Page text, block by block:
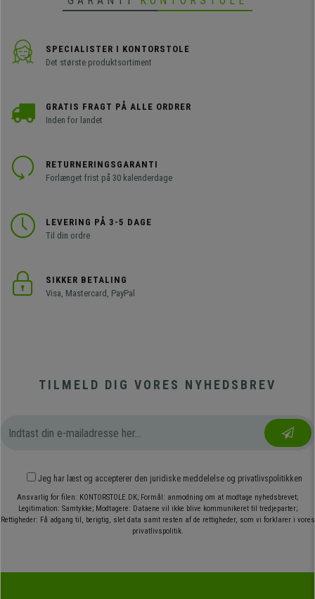
SPECIALISTER I KONTORSTOLE
Det største produktsortiment
GRATIS FRAGT PÅ ALLE ORDRER
Inden for landet
RETURNERINGSGARANTI
Forlænget frist på 30 kalenderdage
LEVERING PÅ 3-5 DAGE
Til din ordre
SIKKER BETALING
Visa, Mastercard, PayPal
TILMELD DIG VORES NYHEDSBREV
Jeg har læst og accepterer den juridiske meddelelse og privatlivspolitikken
Ansvarlig for filen: KONTORSTOLE.DK; Formål: anmodning om at modtage nyhedsbrevet;
Legitimation: Samtykke; Modtagere: Dataene vil ikke blive kommunikeret til tredjeparter;
Rettigheder: Få adgang til, berigtig, slet data samt resten af de rettigheder, som vi forklarer i vores
privatlivspolitik.